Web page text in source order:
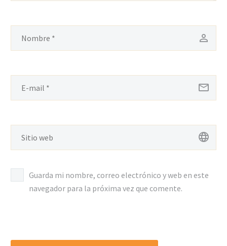
Guarda mi nombre, correo electrónico y web en este
navegador para la próxima vez que comente.